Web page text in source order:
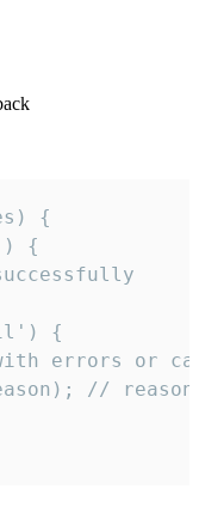
{
{
{
errors or
//